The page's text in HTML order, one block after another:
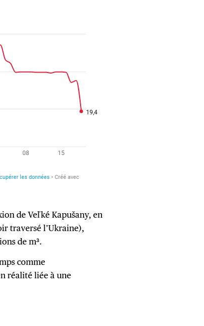
de Veľké Kapušany, en
traversé l’Ukraine),
de m³.
comme
réalité liée à une